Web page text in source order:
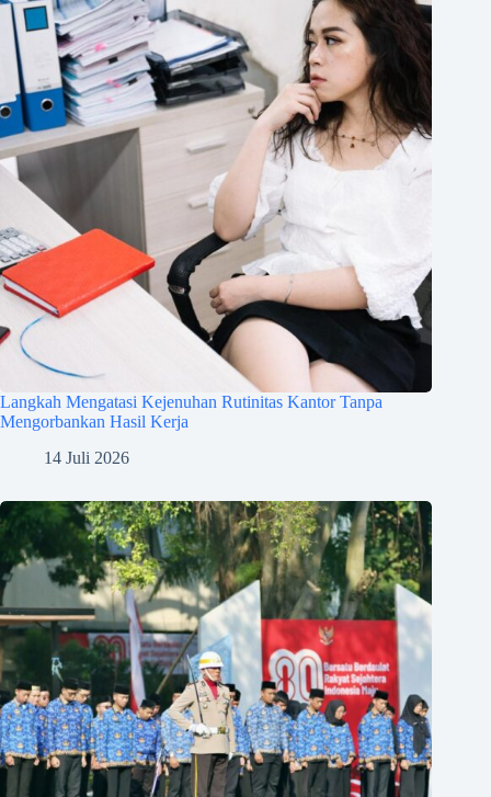
Langkah Mengatasi Kejenuhan Rutinitas Kantor Tanpa
Mengorbankan Hasil Kerja
14 Juli 2026